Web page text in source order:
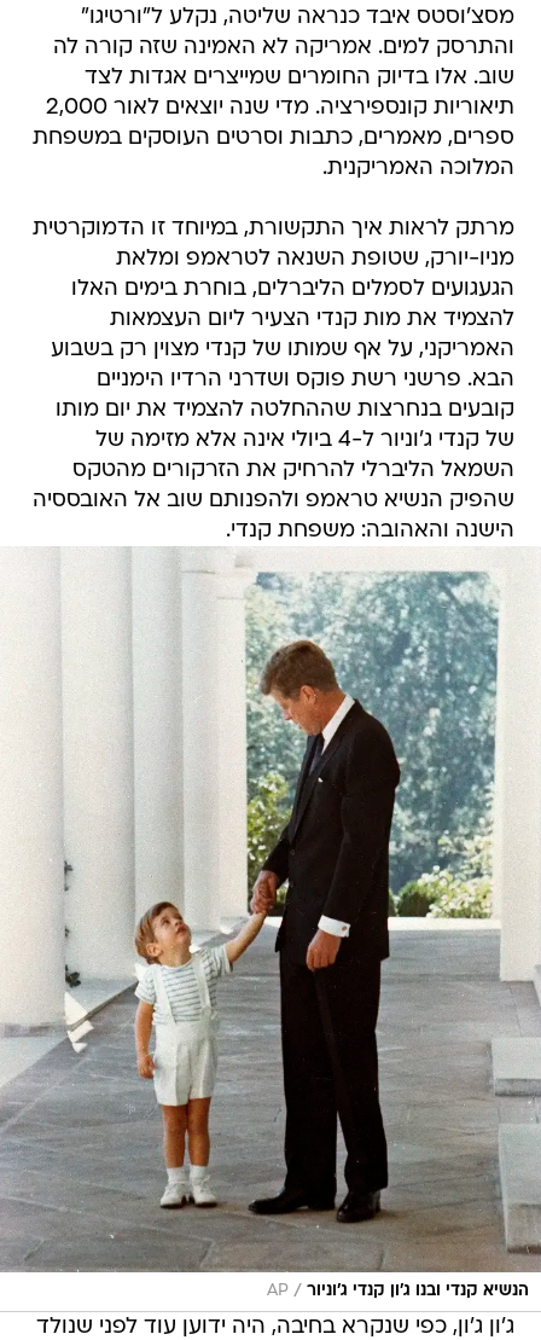
מסצ'וסטס איבד כנראה שליטה, נקלע ל"ורטיגו"
והתרסק למים. אמריקה לא האמינה שזה קורה לה
שוב. אלו בדיוק החומרים שמייצרים אגדות לצד
תיאוריות קונספירציה. מדי שנה יוצאים לאור 2,000
ספרים, מאמרים, כתבות וסרטים העוסקים במשפחת
המלוכה האמריקנית.
מרתק לראות איך התקשורת, במיוחד זו הדמוקרטית
מניו-יורק, שטופת השנאה לטראמפ ומלאת
הגעגועים לסמלים הליברלים, בוחרת בימים האלו
להצמיד את מות קנדי הצעיר ליום העצמאות
האמריקני, על אף שמותו של קנדי מצוין רק בשבוע
הבא. פרשני רשת פוקס ושדרני הרדיו הימניים
קובעים בנחרצות שההחלטה להצמיד את יום מותו
של קנדי ג'וניור ל-4 ביולי אינה אלא מזימה של
השמאל הליברלי להרחיק את הזרקורים מהטקס
שהפיק הנשיא טראמפ ולהפנותם שוב אל האובססיה
הישנה והאהובה: משפחת קנדי.
הנשיא קנדי ובנו ג'ון קנדי ג'וניור /
AP
ג'ון ג'ון, כפי שנקרא בחיבה, היה ידוען עוד לפני שנולד